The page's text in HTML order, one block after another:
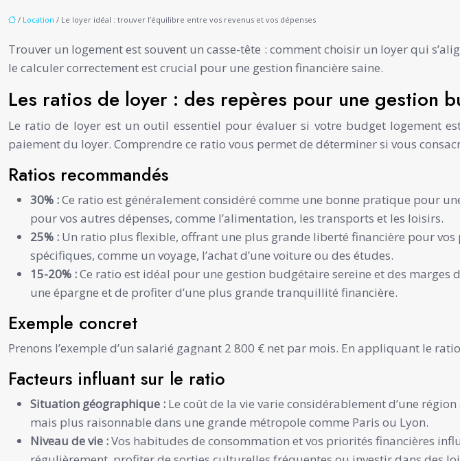
/ Location / Le loyer idéal : trouver l’équilibre entre vos revenus et vos dépenses
Trouver un logement est souvent un casse-tête : comment choisir un loyer qui
le calculer correctement est crucial pour une gestion financière saine.
Les ratios de loyer : des repères pour une gestion
Le ratio de loyer est un outil essentiel pour évaluer si votre budget logement
paiement du loyer. Comprendre ce ratio vous permet de déterminer si vous
Ratios recommandés
30% :Ce ratio est généralement considéré comme une bonne pratique pour
pour vos autres dépenses, comme l’alimentation, les transports et les loisirs.
25% : Un ratio plus flexible, offrant une plus grande liberté financière pour
spécifiques, comme un voyage, l’achat d’une voiture ou des études.
15-20% :Ce ratio est idéal pour une gestion budgétaire sereine et des
une épargne et de profiter d’une plus grande tranquillité financière.
Exemple concret
Prenons l’exemple d’un salarié gagnant 2 800 € net par mois. En appliquant le
Facteurs influant sur le ratio
Situation géographique : Le coût de la vie varie considérablement d’une
mais plus raisonnable dans une grande métropole comme Paris ou Lyon.
Niveau de vie :Vos habitudes de consommation et vos priorités financières